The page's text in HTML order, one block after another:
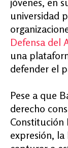
universidad
Defensa del
una
defender el
Pese a que
derecho
Constitución
expresión,